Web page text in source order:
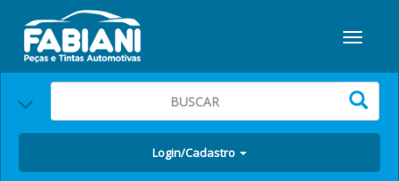
Login/Cadastro